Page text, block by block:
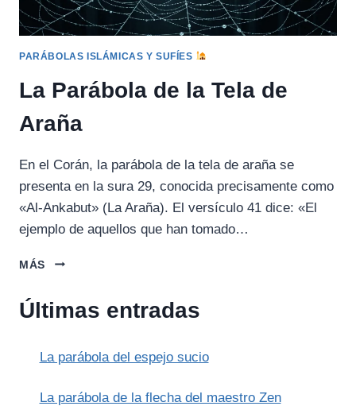
PARÁBOLAS ISLÁMICAS Y SUFÍES
La Parábola de la Tela de
Araña
En el Corán, la parábola de la tela de araña se
presenta en la sura 29, conocida precisamente como
«Al-Ankabut» (La Araña). El versículo 41 dice: «El
ejemplo de aquellos que han tomado…
MÁS
LA
LA
ARAÑA
Últimas entradas
La parábola del espejo sucio
La parábola de la flecha del maestro Zen